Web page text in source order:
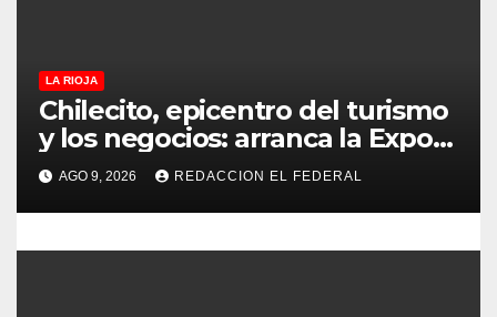
n
t
r
a
d
LA RIOJA
Chilecito, epicentro del turismo
y los negocios: arranca la Expo
que promete revolucionar la
economía regional en un
evento sin precedentes en La
Rioja
AGO 9, 2026 REDACCION EL FEDERAL